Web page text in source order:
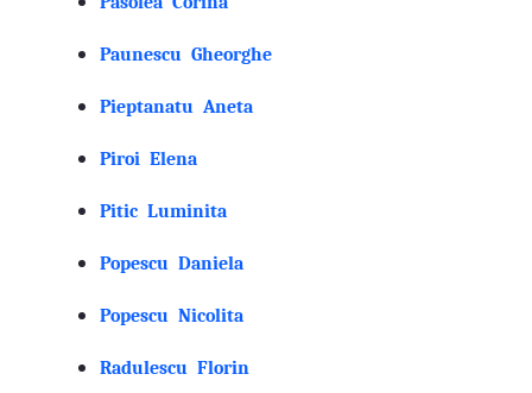
Paunescu Gheorghe
Pieptanatu Aneta
Piroi Elena
Pitic Luminita
Popescu Daniela
Popescu Nicolita
Radulescu Florin